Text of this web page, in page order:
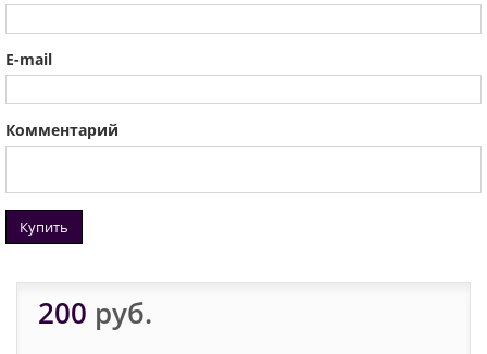
E-mail
Комментарий
Купить
200 руб.